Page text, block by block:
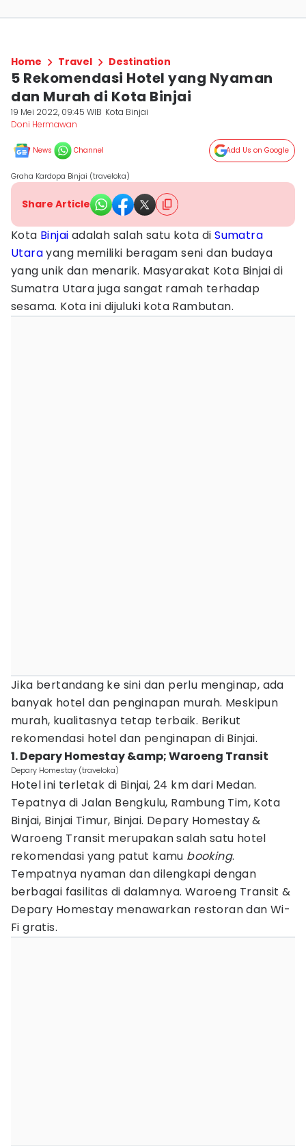
Home Travel Destination
5 Rekomendasi Hotel yang Nyaman
dan Murah di Kota Binjai
19 Mei 2022, 09:45 WIB Kota Binjai
Doni Hermawan
News Channel Add Us on Google
Graha Kardopa Binjai (traveloka)
Share Article
Kota Binjai adalah salah satu kota diSumatra
Utarayang memiliki beragam seni dan budaya
yang unik dan menarik. Masyarakat Kota Binjai di
Sumatra Utara juga sangat ramah terhadap
sesama. Kota ini dijuluki kota Rambutan.
Jika bertandang ke sini dan perlu menginap, ada
banyak hotel dan penginapan murah. Meskipun
murah, kualitasnya tetap terbaik. Berikut
rekomendasi hotel dan penginapan di Binjai.
1. Depary Homestay &amp; Waroeng Transit
Depary Homestay (traveloka)
Hotel ini terletak di Binjai, 24 km dari Medan.
Tepatnya di Jalan Bengkulu, Rambung Tim, Kota
Binjai, Binjai Timur, Binjai. Depary Homestay &
Waroeng Transit merupakan salah satu hotel
rekomendasi yang patut kamu booking.
Tempatnya nyaman dan dilengkapi dengan
berbagai fasilitas di dalamnya. Waroeng Transit &
Depary Homestay menawarkan restoran dan Wi-
Fi gratis.